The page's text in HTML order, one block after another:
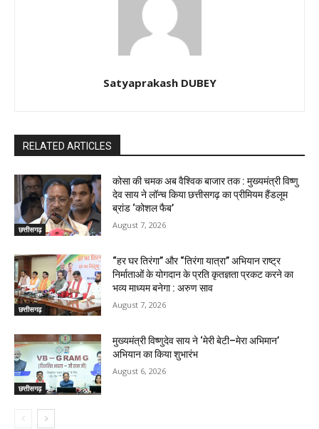
Satyaprakash DUBEY
RELATED ARTICLES
छत्तीसगढ़
कोसा की चमक अब वैश्विक बाजार तक : मुख्यमंत्री विष्णु
देव साय ने लॉन्च किया छत्तीसगढ़ का प्रीमियम हैंडलूम
ब्रांड ‘कोशल फैब’
August 7, 2026
छत्तीसगढ़
“हर घर तिरंगा” और “तिरंगा यात्रा” अभियान राष्ट्र
निर्माताओं के योगदान के प्रति कृतज्ञता प्रकट करने का
भव्य माध्यम बनेगा : अरुण साव
August 7, 2026
छत्तीसगढ़
मुख्यमंत्री विष्णुदेव साय ने ‘मेरी बेटी–मेरा अभिमान’
अभियान का किया शुभारंभ
August 6, 2026